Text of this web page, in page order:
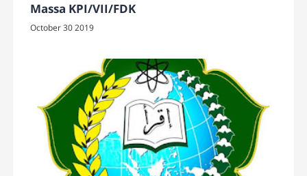
Massa KPI/VII/FDK
October 30 2019